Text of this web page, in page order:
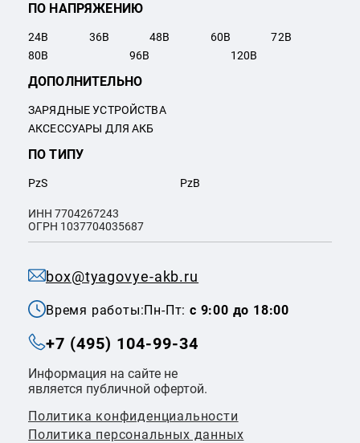
box@tyagovye-akb.ru
Время работы:Пн-Пт:с 9:00 до 18:00
+7 (495) 104-99-34
Информация на сайте не
является публичной офертой.
Политика конфиденциальности
Политикa персональных данных
ПО НАПРЯЖЕНИЮ
24В 36В 48В 60В 72В
80В 96В 120В
ПО ТИПУ
PzS PzB
ДОПОЛНИТЕЛЬНО
ЗАРЯДНЫЕ УСТРОЙСТВА
АКСЕССУАРЫ ДЛЯ АКБ
ИНН 7704267243
ОГРН 1037704035687